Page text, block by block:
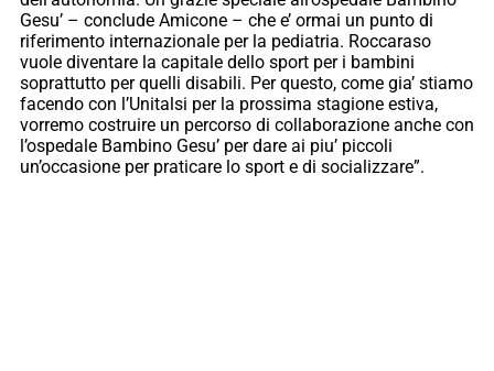
Gesu’ – conclude Amicone – che e’ ormai un punto di
riferimento internazionale per la pediatria. Roccaraso
vuole diventare la capitale dello sport per i bambini
soprattutto per quelli disabili. Per questo, come gia’ stiamo
facendo con l’Unitalsi per la prossima stagione estiva,
vorremo costruire un percorso di collaborazione anche con
l’ospedale Bambino Gesu’ per dare ai piu’ piccoli
un’occasione per praticare lo sport e di socializzare”.